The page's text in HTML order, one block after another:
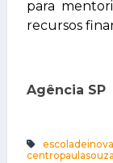
para
recursos
Agência SP
centropaulasouza